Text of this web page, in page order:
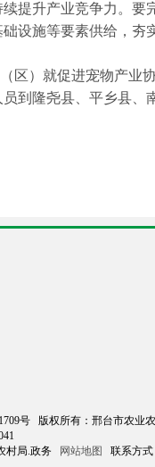
提升产业竞争力。要
设施等要素供给，夯
区）就促进宠物产业
到隆尧县、平乡县、
号 版权所有：邢台市农业
村局.政务
网站地图 联系方式